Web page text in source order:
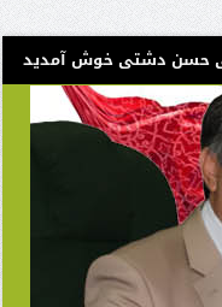
حسن دشتی خوش آمدید